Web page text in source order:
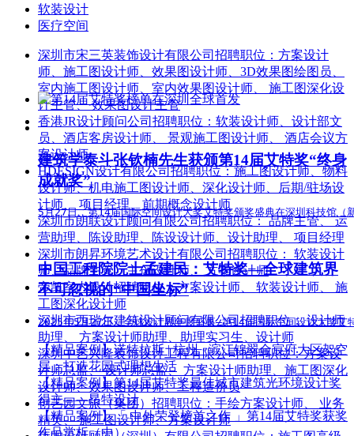
软装设计
医疗空间
深圳市宋三英装饰设计有限公司 招聘职位： 方案设计
师、施工图设计师、效果图设计师、3D效果图绘图员、
室内施工图设计师、室内效果图设计师、 施工图深化设
计主管、 效果图设计主管
香港JR设计顾问公司 招聘职位： 软装设计师、设计部文
员、酒店客房设计师、 景观施工图设计师、 酒店会议方
案设计师
HDESIGN设计有限公司招聘职位：施工图设计师、物料
设计师、机电施工图设计师、深化设计师、后期/驻场设
计师、 项目经理、前期概念设计师
深圳市朗联设计顾问有限公司招聘职位：品牌主管、 运
营助理、陈设助理、陈设设计师、设计助理、 项目经理
深圳市朗昇环境艺术设计有限公司 招聘职位：
软装设计
师、品牌主管、主创设计师、 方案设计师
帝凯室内设计招聘职位：方案设计师、 软装设计师、 施
工图深化设计师
深圳市西瑞尔建筑设计顾问有限公司招聘职位：设计师
助理、 方案设计师助理、助理实习生、设计师
深圳中艺兴隆装饰设计工程有限公司招聘职位：方案设
计师总监、 设计师总监、 方案设计师助理、施工图深化
设计师、效果图设计师、工程造价员
创艺园文旅（集团） 招聘职位： 手绘方案设计师、 业务
精英、 施工图设计师、方案设计师
建筑学泰斗张钦楠先生获颁第14届艾特奖“终身
成就奖”
5月27日，第14届国际空间设计大奖艾特奖颁奖盛典在深圳科技馆
中国工程院院士孟建民：艾特奖—全球建筑界
不可忽视的“中国坐标”
2025年5月27日，全球设计界年度盛事—第14届国际空间设计大奖
【精品案例】诺特拉斯 | 杭州 · 滨江锦翠金宸府大区架空
层：打造花园式理想生活
【精品案例】第14届艾特奖最佳城市建筑光环境设计奖
得主——昂特设计
【精品案例】「 中外荣登榜首之作 」第14届艾特奖获奖
作品赏析（中）